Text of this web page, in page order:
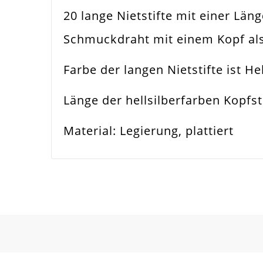
Farbe
Spezifikation
Verwendung
Länge
20 lange Nietstifte mit einer
Schmuckdraht mit einem Kopf
Farbe der langen Nietstifte ist
Länge der hellsilberfarben
Material: Legierung, plattiert